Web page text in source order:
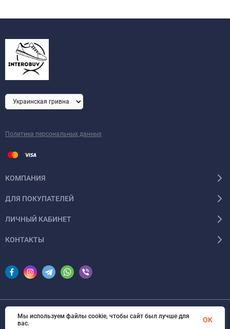
Политика персональных данных
КОМПАНИЯ
ДЛЯ ПОКУПАТЕЛЕЙ
ЛИЧНЫЙ КАБИНЕТ
КОНТАКТЫ
© 2026 InSale. Все права защищены
Мы используем файлы cookie, чтобы сайт был лучше для
вас.
OK